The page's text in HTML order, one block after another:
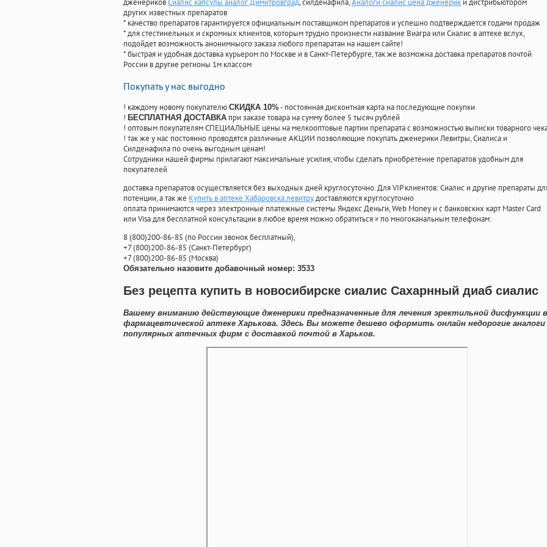
дженериковСиалис капсулы аналог Димитровград, силденафила,Аналоги сиалис цена дженерик и дистрибьютором
других известных препаратов
* качество препаратов гарантируется официальным поставщиком препаратов и успешно подтверждается годами продаж
* для стестинельных и скромных клиентов, которым трудно произнести название Виагра или Сиалис в аптеке вслух,
подойдет возможность анонимныого заказа любого препаратан на нашем сайте!
* быстрая и удобная доставка курьером по Москве и в Санкт-Петербурге, так же возможна доставка препаратов почтой
России в другие регионы 1м классом
Покупать у нас выгодно
! каждому новому покупателю СКИДКА 10%- постоянная дисконтная карта на последующие покупки
! БЕСПЛАТНАЯ ДОСТАВКА при заказе товара на сумму более 5 тысяч рублей
! оптовым покупателям СПЕЦИАЛЬНЫЕ цены на мелкооптовые партии препарата с возможностью выписки товарного
! так же у нас постоянно проводятся различные АКЦИИ позволяющие покупать дженерики Левитры, Сиалиса и
Силденафила по очень выгодным ценам!
Cотрудники нашей фирмы прилагают максимальные усилия, чтобы сделать приобретение препаратов удобным для
покупателей
доставка препаратов осуществляется без выходных дней круглосуточно. Для VIP клиентов: Сиалис и другие препараты
потенции, а так же Купить в аптеке Хабаровска левитрудоставляются круглосуточно
оплата принимаются через электронные платежные системы Яндекс Деньги, Web Money и с банковских карт Master Card
или Visa для бесплатной консультации в любое время можно обратиться» по многоканальным телефонам:
8(800)200-86-85 (по России звонок бесплатный),
+7(800)200-86-85 (Санкт-Петербург)
+7(800)200-86-85 (Москва)
Обязательно назовите добавочный номер: 3533
Без рецепта купить в новосибирске сиалис Сахарнный диаб сиалис
Вашему вниманию действующие дженерики предназначенные для лечения эректильной дисфункции в
фармацевтической аптеке Харькова. Здесь Вы можете дешево оформить онлайн недорогие аналоги
популярных аптечных фирм с доставкой почтой в Харьков.